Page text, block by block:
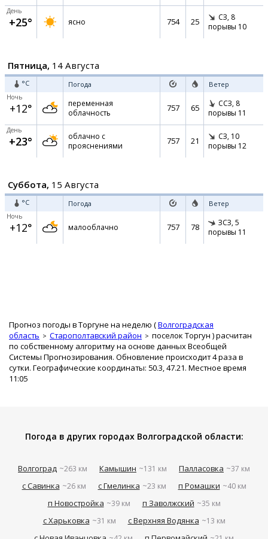
День
+25° ясно 754 25 СЗ, 8
порывы 10
Пятница, 14 Августа
°C Погода Ветер
Ночь
+12°
переменная
облачность
757 65 ССЗ, 8
порывы 11
День
+23°
облачно с
прояснениями
757 21 СЗ, 10
порывы 12
Суббота, 15 Августа
°C Погода Ветер
Ночь
+12° малооблачно 757 78 ЗСЗ, 5
порывы 11
Прогноз погоды в Торгуне на неделю (Волгоградская
область
Старополтавский район поселок Торгун ) расчитан
по собственному алгоритму на основе данных Всеобщей
Системы Прогнозирования. Обновление происходит 4 раза в
сутки. Географические координаты: 50.3, 47.21. Местное время
11:05
Погода в других городах Волгоградской области:
Волгоград ~263 км Камышин ~131 км Палласовка ~37 км
с Савинка ~26 км с Гмелинка ~23 км п Ромашки ~40 км
п Новостройка ~39 км п Заволжский ~35 км
с Харьковка ~31 км с Верхняя Водянка ~13 км